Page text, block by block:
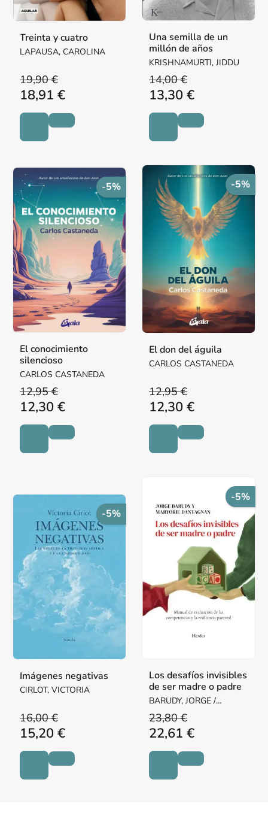
Treinta y cuatro
LAPAUSA, CAROLINA
19,90 €
18,91 €
Una semilla de un
millón de años
KRISHNAMURTI, JIDDU
14,00 €
13,30 €
-5%
El conocimiento
silencioso
CARLOS CASTANEDA
12,95 €
12,30 €
-5%
El don del águila
CARLOS CASTANEDA
12,95 €
12,30 €
-5%
Imágenes negativas
CIRLOT, VICTORIA
16,00 €
15,20 €
-5%
Los desafíos invisibles
de ser madre o padre
BARUDY, JORGE /
DANTAGNAN, MARYORIE
23,80 €
22,61 €